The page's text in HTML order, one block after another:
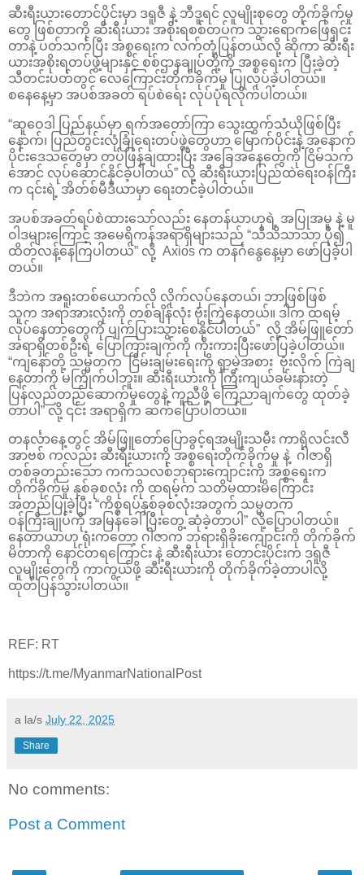
ဆီးရီးယားတောင်ပိုင်းမှာ ဒရူဇီ နဲ့ ဘီဒူရင် လူမျိုးစုတွေ တိုက်ခိုက်မှု
တွေ ဖြစ်တာကို ဆီးရီးယား အစိုးရစစ်တပ်က သွားရောက်ဖြေရှင်း
တာနဲ့ ပတ်သက်ပြီး အစ္စရေးက လက်တုံ့ပြန်တယ်လို့ ဆိုကာ ဆီးရီး
ယားအစိုးရတပ်ဖွဲ့များနှင့် စစ်ဌာနချုပ်တို့ကို အစ္စရေးက ပြီးခဲ့တဲ့
သီတင်းပတ်တွင် လေကြောင်းတိုက်ခိုက်မှု ပြုလုပ်ခဲ့ပါတယ်။
စနေနေ့မှာ အပစ်အခတ် ရပ်စဲရေး လုပ်ပုံရလိုက်ပါတယ်။
“ဆူဝေဒါ ပြည်နယ်မှာ ရက်အတော်ကြာ သွေးထွက်သံယိုဖြစ်ပြီး
နောက်၊ ပြည်တွင်းလုံခြုံရေးတပ်ဖွဲ့တွေဟာ မြောက်ပိုင်းနဲ့ အနောက်
ပိုင်းဒေသတွေမှာ တပ်ဖြန့်ချထားပြီး အခြေအနေတွေကို ငြိမ်သက်
အောင် လုပ်ဆောင်နိုင်ခဲ့ပါတယ်” လို့ ဆီးရီးယားပြည်ထဲရေးဝန်ကြီး
က ၎င်းရဲ့ အိတ်စ်မီဒီယာမှာ ရေးတင်ခဲ့ပါတယ်။
အပစ်အခတ်ရပ်စဲထားသော်လည်း နေတန်ယာဟုရဲ့ အပြုအမူ နဲ့ မူ
ဝါဒများကြောင့် အမေရိကန်အရာရှိများသည် “သိသိသာသာ ပို၍
ထိတ်လန့်နေကြပါတယ်” လို့ Axios က တနင်္ဂနွေနေ့မှာ ဖော်ပြခဲ့ပါ
တယ်။
ဒီဘဲက အရူးတစ်ယောက်လို လိုက်လုပ်နေတယ်၊ ဘာဖြစ်ဖြစ်
သူက အရာအားလုံးကို တစ်ချိန်လုံး ဗုံးကြဲနေတယ်။ ဒါက ထရမ့်
လုပ်နေတာတွေကို ပျက်ပြားသွားစေနိုင်ပါတယ်” လို့ အိမ်ဖြူတော်
အရာရှိတစ်ဦးရဲ့ ပြောကြားချက်ကို ကိုးကားပြီးဖော်ပြခဲ့ပါတယ်။
“ကျနော်တို့ သမ္မတက ငြိမ်းချမ်းရေးကို ရှာမဲ့အစား ဗုံးလိုက် ကြဲချ
နေတာကို မကြိုက်ပါဘူး။ ဆီးရီးယားကို ကြီးကျယ်ခမ်းနားတဲ့
ပြန်လည်တည်ဆောက်မှုတွေနဲ့ ကူညီဖို့ ကြေညာချက်တွေ ထုတ်ခဲ့
တာပါ” လို့ ၎င်း အရာရှိက ဆက်ပြောပါတယ်။
တနင်္လာနေ့တွင် အိမ်ဖြူတော်ပြောခွင့်ရအမျိုးသမီး ကာရိုလင်းလီ
အာဗစ် ကလည်း ဆီးရီးယားကို အစ္စရေးတိုက်ခိုက်မှု နဲ့ ဂါဇာရှိ
တစ်ခုတည်းသော ကက်သလစ်ဘုရားကျောင်းကို အစ္စရေးက
တိုက်ခိုက်မှု နှစ်ခုစလုံး ကို ထရမ့်က သတိမထားမိကြောင်း
အတည်ပြုခဲ့ပြီး “ကိစ္စရပ်နှစ်ခုစလုံးအတွက် သမ္မတက
ဝန်ကြီးချုပ်ကို အမြန်ခေါ်ပြီးတွေ့ ဆုံခဲ့တာပါ” လို့ပြောပါတယ်။
နေတာယာဟု ရုံးကတော့ ဂါဇာက ဘုရားရှိခိုးကျောင်းကို တိုက်ခိုက်
မိတာကို နောင်တရကြောင်း နဲ့ ဆီးရီးယား တောင်းပိုင်းက ဒရူဇီ
လူမျိုးတွေကို ကာကွယ်ဖို့ ဆီးရီးယားကို တိုက်ခိုက်ခဲ့တာပါလို့
ထုတ်ပြန်သွားပါတယ်။
REF: RT
https://t.me/MyanmarNationalPost
a la/s July 22, 2025
Share
No comments:
Post a Comment